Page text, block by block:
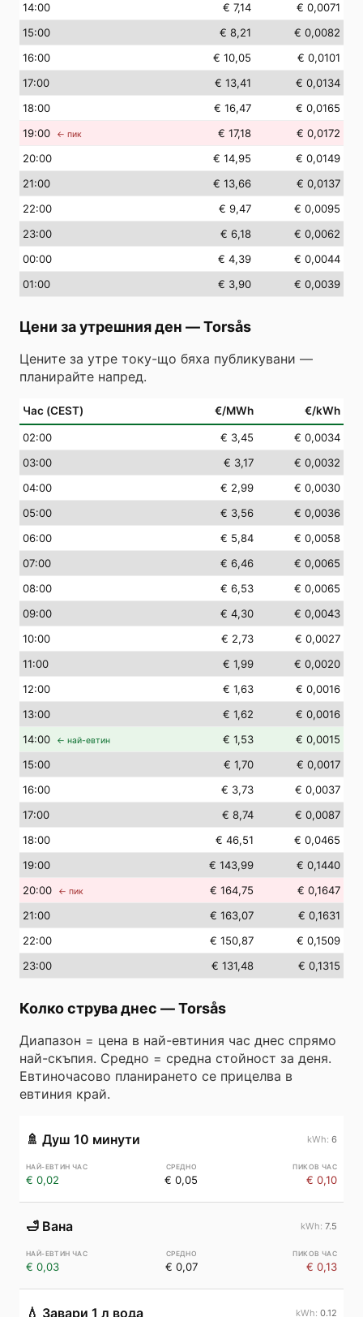
14:00 € 7,14
€ 0,0071
15:00 € 8,21
€ 0,0082
16:00 € 10,05
€ 0,0101
17:00 € 13,41
€ 0,0134
18:00 € 16,47
€ 0,0165
19:00 ← пик € 17,18
€ 0,0172
20:00 € 14,95
€ 0,0149
21:00 € 13,66
€ 0,0137
22:00 € 9,47
€ 0,0095
23:00 € 6,18
€ 0,0062
00:00 € 4,39
€ 0,0044
01:00 € 3,90 € 0,0039
Цени за утрешния ден —Torsås
Цените за утре току-що бяха публикувани —
планирайте напред.
Час (CEST) €/MWh €/kWh
02:00 € 3,45
€ 0,0034
03:00 € 3,17
€ 0,0032
04:00 € 2,99
€ 0,0030
05:00 € 3,56
€ 0,0036
06:00 € 5,84
€ 0,0058
07:00 € 6,46
€ 0,0065
08:00 € 6,53
€ 0,0065
09:00 € 4,30
€ 0,0043
10:00 € 2,73
€ 0,0027
11:00 € 1,99
€ 0,0020
12:00 € 1,63
€ 0,0016
13:00 € 1,62
€ 0,0016
14:00 ← най-евтин € 1,53
€ 0,0015
15:00 € 1,70
€ 0,0017
16:00 € 3,73
€ 0,0037
17:00 € 8,74
€ 0,0087
18:00 € 46,51
€ 0,0465
19:00 € 143,99
€ 0,1440
20:00 ← пик € 164,75
€ 0,1647
21:00 € 163,07
€ 0,1631
22:00 € 150,87
€ 0,1509
23:00 € 131,48 € 0,1315
Колко струва днес —Torsås
Диапазон = цена в най-евтиния час днес спрямо
най-скъпия. Средно = средна стойност за деня.
Евтиночасово планирането се прицелва в
евтиния край.
🚿 Душ 10 минути 6
€ 0,02 € 0,05 € 0,10
🛁 Вана 7.5
€ 0,03 € 0,07 € 0,13
💧 Завари 1 л вода 0.12